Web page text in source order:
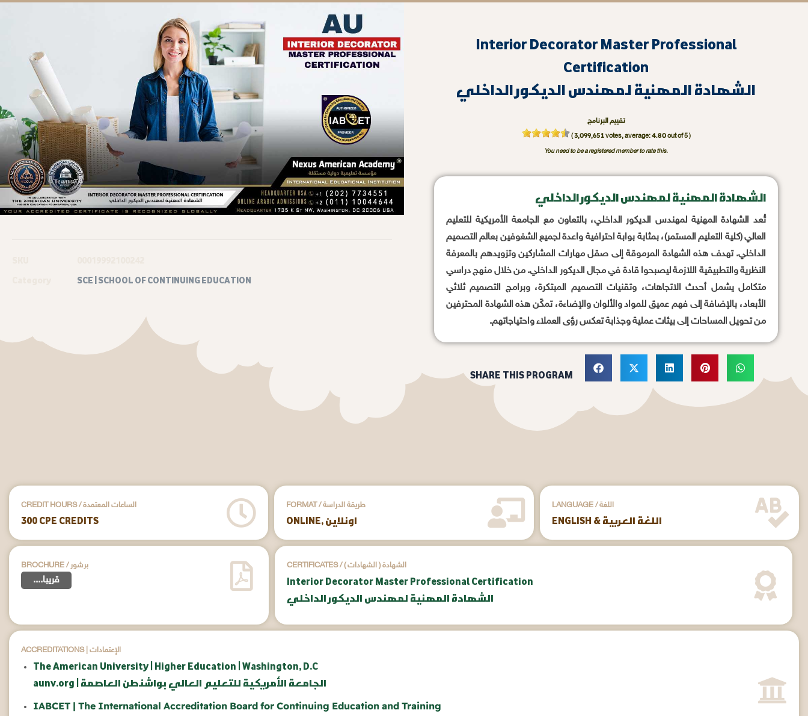
SCE | SCHOOL OF CONTINUING EDUCATION
Interior Decorator Master Professional
Certification
الشهادة المهنية لمهندس الديكور الداخلي
تقييم البرنامج
(3,099,651votes, average:4.80out of 5 )
You need to be a registered member to rate this.
الشهادة المهنية لمهندس الديكور الداخلي
تُعد الشهادة المهنية لمهندس الديكور الداخلي، بالتعاون مع الجامعة الأمريكية للتعليم
العالي (كلية التعليم المستمر)، بمثابة بوابة احترافية واعدة لجميع الشغوفين بعالم التصميم
الداخلي. تهدف هذه الشهادة المرموقة إلى صقل مهارات المشاركين وتزويدهم بالمعرفة
النظرية والتطبيقية اللازمة ليصبحوا قادة في مجال الديكور الداخلي. من خلال منهج دراسي
متكامل يشمل أحدث الاتجاهات، وتقنيات التصميم المبتكرة، وبرامج التصميم ثلاثي
الأبعاد، بالإضافة إلى فهم عميق للمواد والألوان والإضاءة، تمكّن هذه الشهادة المحترفين
من تحويل المساحات إلى بيئات عملية وجذابة تعكس رؤى العملاء واحتياجاتهم.
SHARE THIS PROGRAM
CREDIT HOURS / الساعات المعتمدة
300 CPE CREDITS
FORMAT / طريقة الدراسة
ONLINE, اونلاين
LANGUAGE / اللغة
ENGLISH & اللغة العربية
BROCHURE / برشور
....قريبا
CERTIFICATES / ( الشهادات ) الشهادة
Interior Decorator Master Professional Certification
الشهادة المهنية لمهندس الديكور الداخلي
ACCREDITATIONS | الإعتمادات
The American University | Higher Education | Washington, D.C
aunv.org | الجامعة الأمريكية للتعليم العالي بواشنطن العاصمة
IABCET | The International Accreditation Board for Continuing Education and Training